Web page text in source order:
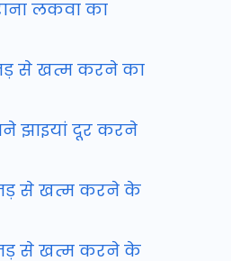
लकवा का
से खत्म करने का
झाइयां दूर करने
से खत्म करने के
से खत्म करने के